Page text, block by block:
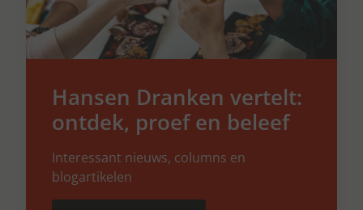
Hansen Dranken vertelt:
ontdek, proef en beleef
Interessant nieuws, columns en
blogartikelen